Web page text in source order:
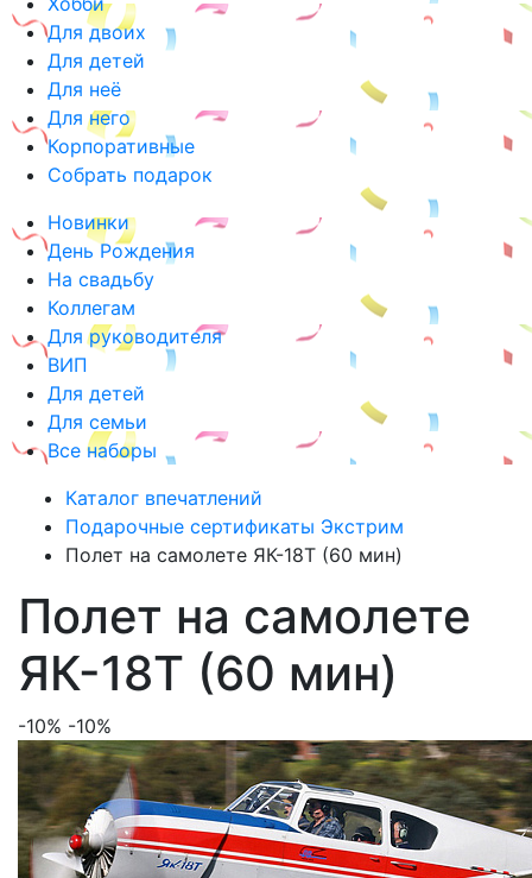
Для двоих
Для детей
Для неё
Для него
Корпоративные
Собрать подарок
Новинки
День Рождения
На свадьбу
Коллегам
Для руководителя
ВИП
Для детей
Для семьи
Все наборы
Каталог впечатлений
Подарочные сертификаты Экстрим
Полет на самолете ЯК-18Т (60 мин)
Полет на самолете
ЯК-18Т (60 мин)
-10% -10%